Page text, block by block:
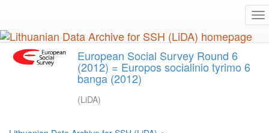
main
content
European Social Survey Round 6
(2012) = Europos socialinio tyrimo 6
banga (2012)
(LiDA)